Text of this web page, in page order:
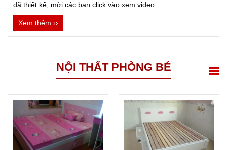
đã thiết kế, mời các bạn click vào xem video
Xem thêm ››
NỘI THẤT PHÒNG BÉ